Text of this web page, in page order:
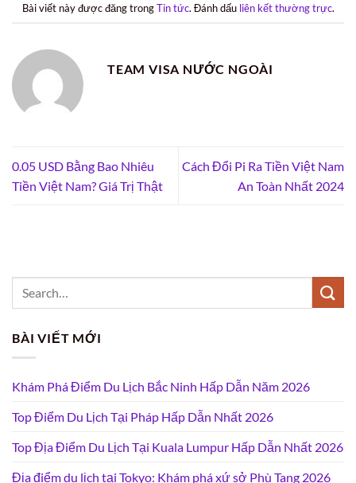
Bài viết này được đăng trongTin tức. Đánh dấu liên kết thường trực.
TEAM VISA NƯỚC NGOÀI
0.05 USD Bằng Bao Nhiêu
Tiền Việt Nam? Giá Trị Thật
Cách Đổi Pi Ra Tiền Việt Nam
An Toàn Nhất 2024
BÀI VIẾT MỚI
Khám Phá Điểm Du Lịch Bắc Ninh Hấp Dẫn Năm 2026
Top Điểm Du Lịch Tại Pháp Hấp Dẫn Nhất 2026
Top Địa Điểm Du Lịch Tại Kuala Lumpur Hấp Dẫn Nhất 2026
Địa điểm du lịch tại Tokyo: Khám phá xứ sở Phù Tang 2026